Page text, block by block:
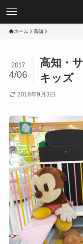
ホーム 高知
高知・
キッズ
2017
4/06
2018年9月3日